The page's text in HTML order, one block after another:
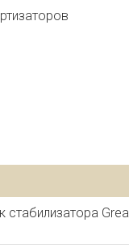
стабилизатора